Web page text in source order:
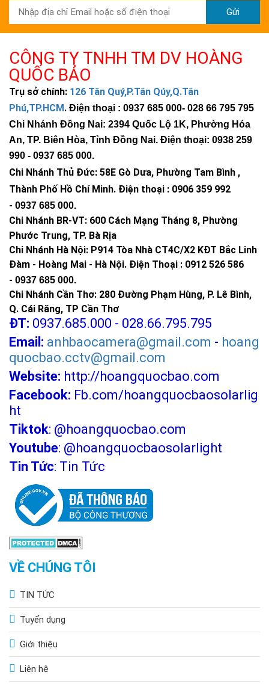
Gửi
CÔNG TY TNHH TM DV HOÀNG
QUỐC BẢO
Trụ sở chính: 126 Tân Quý,P.Tân Qúy,Q.Tân
Phú,TP.HCM . Điện thoại : 0937 685 000- 028 66 795 795
Chi Nhánh Đồng Nai: 2394 Quốc Lộ 1K, Phường Hóa
An, TP. Biên Hòa, Tỉnh Đồng Nai. Điện thoại: 0938 259
990 - 0937 685 000.
Chi Nhánh Thủ Đức: 58E Gò Dưa, Phường Tam Bình ,
Thành Phố Hồ Chí Minh. Điện thoại : 0906 359 992
- 0937 685 000.
Chi Nhánh BR-VT: 600 Cách Mạng Tháng 8, Phường
Phước Trung, TP. Bà Rịa
Chi Nhánh Hà Nội: P914 Tòa Nhà CT4C/X2 KĐT Bắc Linh
Đàm - Hoàng Mai - Hà Nội. Điện Thoại : 0912 526 586
- 0937 685 000.
Chi Nhánh Cần Thơ: 280 Đường Phạm Hùng, P. Lê Bình,
Q. Cái Răng, TP Cần Thơ
ĐT: 0937.685.000 - 028.66.795.795
Email: anhbaocamera@gmail.com - hoang
quocbao.cctv@gmail.com
Website: http://hoangquocbao.com
Facebook: Fb.com/hoangquocbaosolarlig
ht
Tiktok: @hoangquocbao.com
Youtube: @hoangquocbaosolarlight
Tin Tức: Tin Tức
VỀ CHÚNG TÔI
TIN TỨC
Tuyển dụng
Giới thiệu
Liên hệ